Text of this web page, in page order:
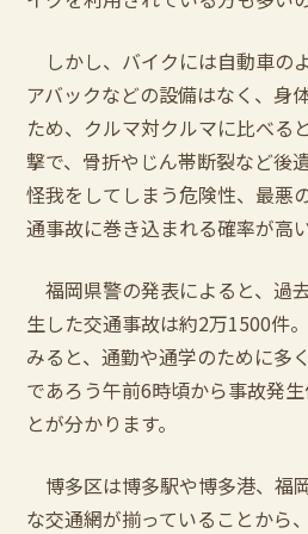
しかし、バイクには自動車の
アバックなどの設備はなく、身
ため、クルマ対クルマに比べる
撃で、骨折やじん帯断裂など後
怪我をしてしまう危険性、最悪
通事故に巻き込まれる確率が高い
福岡県警の発表によると、過
生した交通事故は約2万1500件
みると、通勤や通学のために多
であろう午前6時頃から事故発
とが分かります。
博多区は博多駅や博多港、福
な交通網が揃っていることから